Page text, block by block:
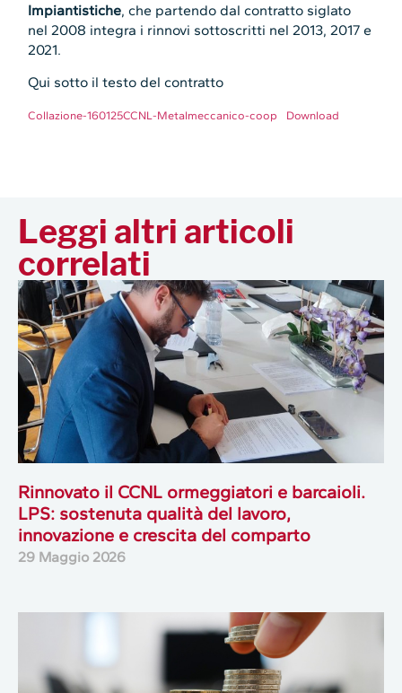
Impiantistiche, che partendo dal contratto siglato
nel 2008 integra i rinnovi sottoscritti nel 2013, 2017 e
2021.
Qui sotto il testo del contratto
Collazione-160125CCNL-Metalmeccanico-coop Download
Leggi altri articoli
correlati
Rinnovato il CCNL ormeggiatori e barcaioli.
LPS: sostenuta qualità del lavoro,
innovazione e crescita del comparto
29 Maggio 2026